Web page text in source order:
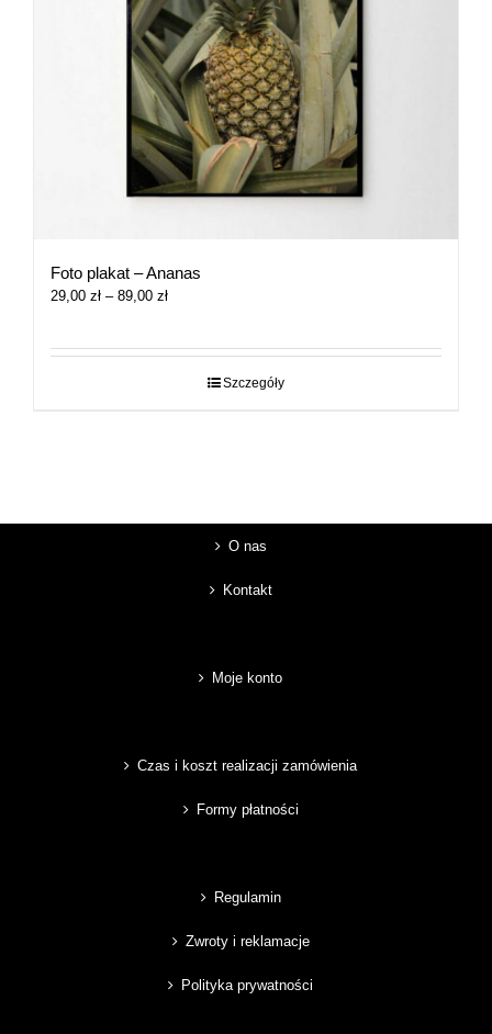
Foto plakat – Ananas
29,00 zł – 89,00 złZakres
29,00 zł
Szczegóły
O nas
Kontakt
Moje konto
Czas i koszt realizacji zamówienia
Formy płatności
Regulamin
Zwroty i reklamacje
Polityka prywatności